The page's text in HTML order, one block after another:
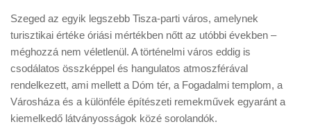
Szeged az egyik legszebb Tisza-parti város, amelynek
turisztikai értéke óriási mértékben nőtt az utóbbi években –
méghozzá nem véletlenül. A történelmi város eddig is
csodálatos összképpel és hangulatos atmoszférával
rendelkezett, ami mellett a Dóm tér, a Fogadalmi templom, a
Városháza és a különféle építészeti remekművek egyaránt a
kiemelkedő látványosságok közé sorolandók.